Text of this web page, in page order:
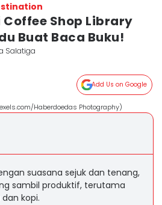
Coffee Shop Library
Buat Baca Buku!
Salatiga
Add Us on Google
Haberdoedas Photography)
suasana sejuk dan tenang,
sambil produktif, terutama
kopi.